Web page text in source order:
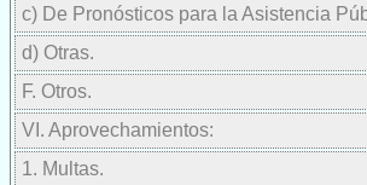
c) De Pronósticos para la Asistencia
d) Otras.
F. Otros.
VI. Aprovechamientos:
1. Multas.